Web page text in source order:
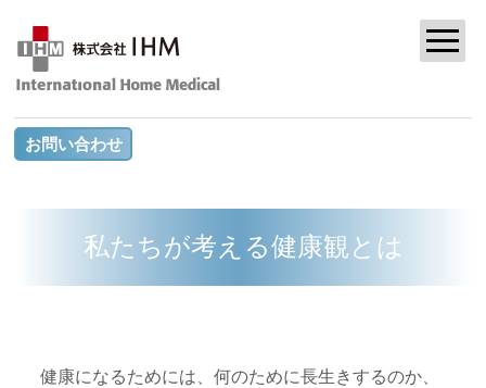
お問い合わせ
私たちが考える健康観とは
健康になるためには、何のために長生きするのか、